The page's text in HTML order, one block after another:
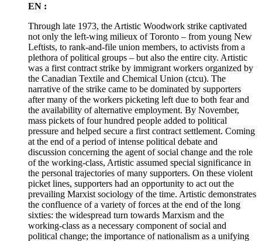
EN :
Through late 1973, the Artistic Woodwork strike captivated
not only the left-wing milieux of Toronto – from young New
Leftists, to rank-and-file union members, to activists from a
plethora of political groups – but also the entire city. Artistic
was a first contract strike by immigrant workers organized by
the Canadian Textile and Chemical Union (ctcu). The
narrative of the strike came to be dominated by supporters
after many of the workers picketing left due to both fear and
the availability of alternative employment. By November,
mass pickets of four hundred people added to political
pressure and helped secure a first contract settlement. Coming
at the end of a period of intense political debate and
discussion concerning the agent of social change and the role
of the working-class, Artistic assumed special significance in
the personal trajectories of many supporters. On these violent
picket lines, supporters had an opportunity to act out the
prevailing Marxist sociology of the time. Artistic demonstrates
the confluence of a variety of forces at the end of the long
sixties: the widespread turn towards Marxism and the
working-class as a necessary component of social and
political change; the importance of nationalism as a unifying